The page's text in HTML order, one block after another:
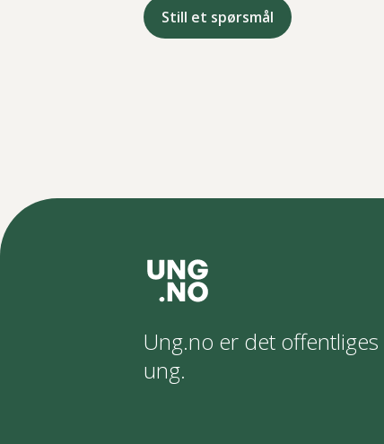
Still et spørsmål
Ung.no er det
ung.